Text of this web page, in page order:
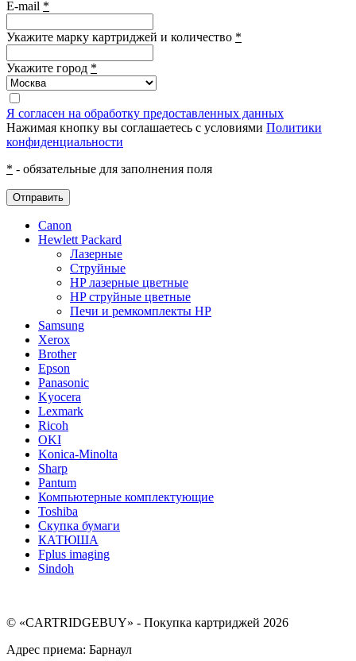
E-mail *
Укажите марку картриджей и количество *
Укажите город *
Я согласен на обработку предоставленных данных
Нажимая кнопку вы соглашаетесь с условиями Политики
конфиденциальности
* - обязательные для заполнения поля
Отправить
Canon
Hewlett Packard
Лазерные
Струйные
HP лазерные цветные
HP струйные цветные
Печи и ремкомплекты HP
Samsung
Xerox
Brother
Epson
Panasonic
Kyocera
Lexmark
Ricoh
OKI
Konica-Minolta
Sharp
Pantum
Компьютерные комплектующие
Toshiba
Скупка бумаги
КАТЮША
Fplus imaging
Sindoh
© «CARTRIDGEBUY» - Покупка картриджей 2026
Адрес приема: Барнаул